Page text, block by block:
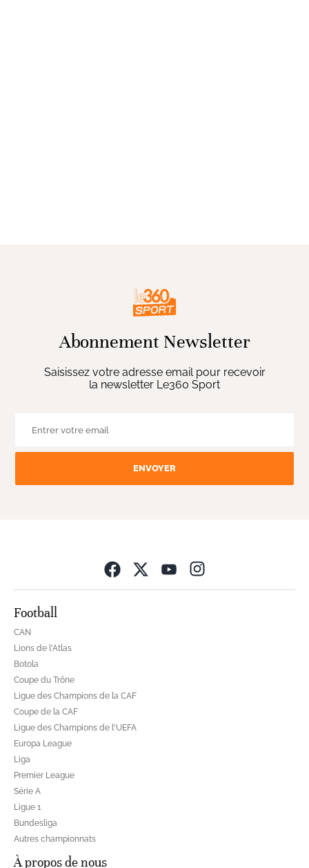
Abonnement Newsletter
Saisissez votre adresse email pour recevoir
la newsletter Le360 Sport
ENVOYER
Football
CAN
Lions de l'Atlas
Botola
Coupe du Trône
Ligue des Champions de la CAF
Coupe de la CAF
Ligue des Champions de l'UEFA
Europa League
Liga
Premier League
Série A
Ligue 1
Bundesliga
Autres championnats
À propos de nous